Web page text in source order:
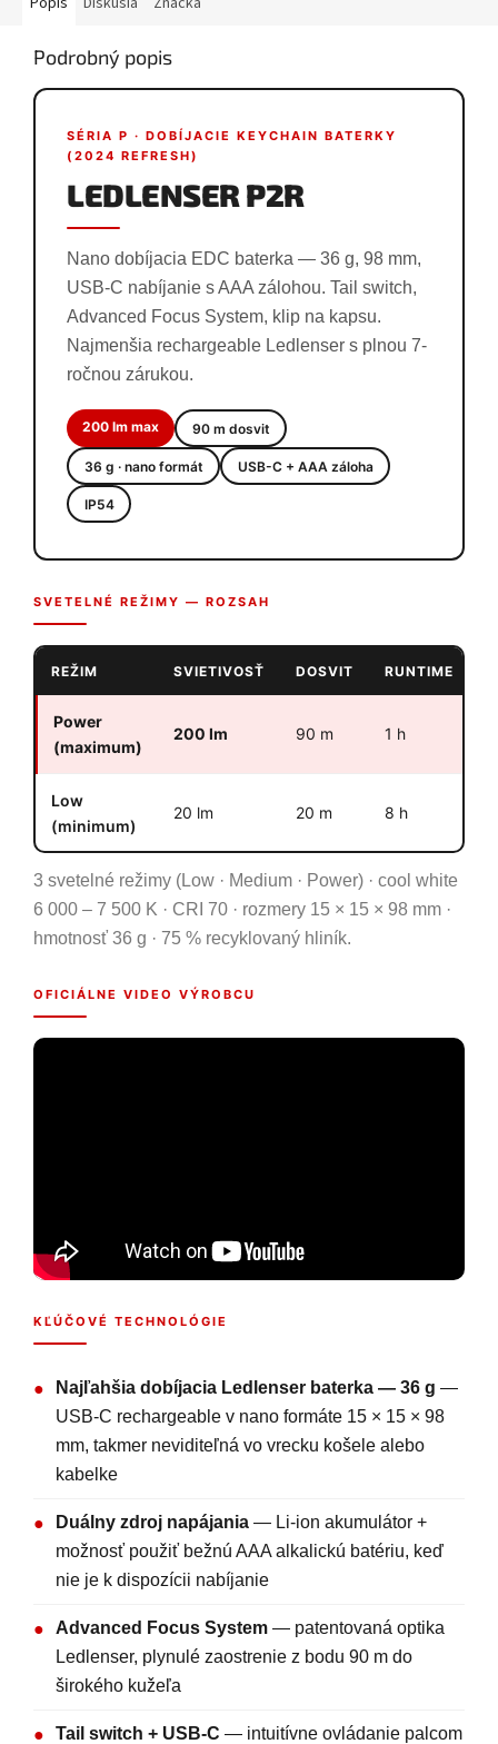
Podrobný popis
SÉRIA P · DOBÍJACIE KEYCHAIN BATERKY
(2024 REFRESH)
LEDLENSER P2R
Nano dobíjacia EDC baterka — 36 g, 98 mm,
USB-C nabíjanie s AAA zálohou. Tail switch,
Advanced Focus System, klip na kapsu.
Najmenšia rechargeable Ledlenser s plnou 7-
ročnou zárukou.
200 lm max 90 m dosvit
36 g · nano formát USB-C + AAA záloha
IP54
SVETELNÉ REŽIMY — ROZSAH
REŽIM SVIETIVOSŤ DOSVIT RUNTIME
Power
(maximum)
200 lm 90 m 1 h
Low
(minimum)
20 lm 20 m 8 h
3 svetelné režimy (Low · Medium · Power) · cool white
6 000 – 7 500 K · CRI 70 · rozmery 15 × 15 × 98 mm ·
hmotnosť 36 g · 75 % recyklovaný hliník.
OFICIÁLNE VIDEO VÝROBCU
KĽÚČOVÉ TECHNOLÓGIE
● Najľahšia dobíjacia Ledlenser baterka — 36 g —
USB-C rechargeable v nano formáte 15 × 15 × 98
mm, takmer neviditeľná vo vrecku košele alebo
kabelke
● Duálny zdroj napájania — Li-ion akumulátor +
možnosť použiť bežnú AAA alkalickú batériu, keď
nie je k dispozícii nabíjanie
● Advanced Focus System — patentovaná optika
Ledlenser, plynulé zaostrenie z bodu 90 m do
širokého kužeľa
● Tail switch + USB-C — intuitívne ovládanie palcom